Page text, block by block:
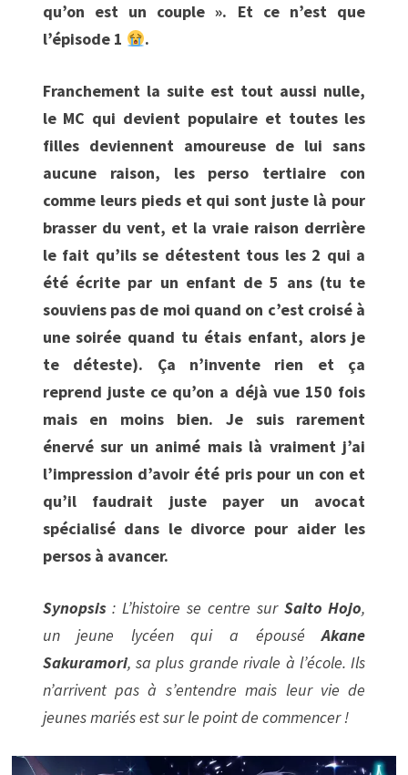
qu’on est un couple ». Et ce n’est que
l’épisode 1
.
Franchement la suite est tout aussi nulle,
le MC qui devient populaire et toutes les
filles deviennent amoureuse de lui sans
aucune raison, les perso tertiaire con
comme leurs pieds et qui sont juste là pour
brasser du vent, et la vraie raison derrière
le fait qu’ils se détestent tous les 2 qui a
été écrite par un enfant de 5 ans (tu te
souviens pas de moi quand on c’est croisé à
une soirée quand tu étais enfant, alors je
te déteste). Ça n’invente rien et ça
reprend juste ce qu’on a déjà vue 150 fois
mais en moins bien. Je suis rarement
énervé sur un animé mais là vraiment j’ai
l’impression d’avoir été pris pour un con et
qu’il faudrait juste payer un avocat
spécialisé dans le divorce pour aider les
persos à avancer.
Synopsis: L’histoire se centre sur Saito Hojo,
un jeune lycéen qui a épouséAkane
Sakuramori, sa plus grande rivale à l’école. Ils
n’arrivent pas à s’entendre mais leur vie de
jeunes mariés est sur le point de commencer !